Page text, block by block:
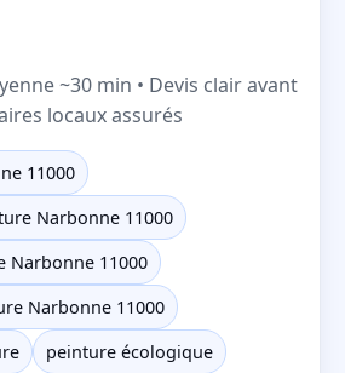
~30 min • Devis clair avant
locaux assurés
11000
Narbonne 11000
Narbonne 11000
Narbonne 11000
peinture écologique